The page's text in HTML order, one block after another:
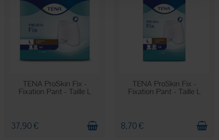
EN STOCK
TENA ProSkin Fix -
Fixation Pant - Taille L
37,90 €
EN STOCK
TENA ProSkin Fix -
Fixation Pant - Taille L
8,70 €